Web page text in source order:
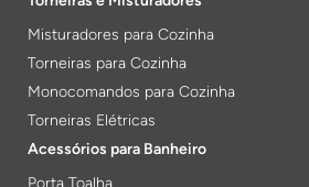
Misturadores para Cozinha
Torneiras para Cozinha
Monocomandos para Cozinha
Torneiras Elétricas
Acessórios para Banheiro
Porta Toalha